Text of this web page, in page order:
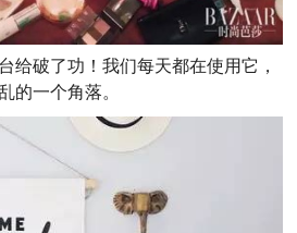
给破了功！我们每天都在使用它，
的一个角落。